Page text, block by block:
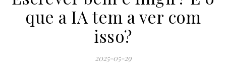
que a IA tem a ver com
isso?
2025-05-29